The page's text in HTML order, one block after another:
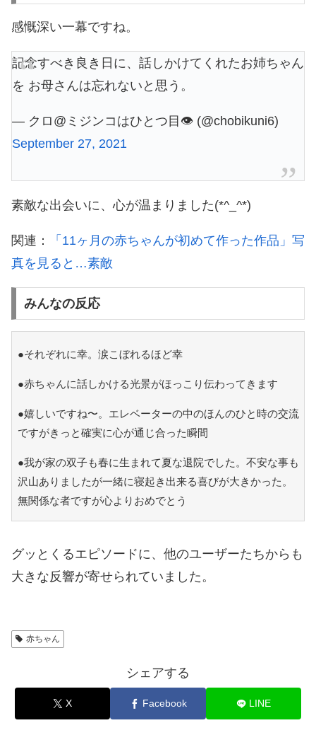
感慨深い一幕ですね。
記念すべき良き日に、話しかけてくれたお姉ちゃん
を お母さんは忘れないと思う。
— クロ@ミジンコはひとつ目👁 (@chobikuni6)
September 27, 2021
素敵な出会いに、心が温まりました(*^_^*)
関連：
「11ヶ月の赤ちゃんが初めて作った作品」写
真を見ると…素敵
みんなの反応
●それぞれに幸。涙こぼれるほど幸
●赤ちゃんに話しかける光景がほっこり伝わってきます
●嬉しいですね〜。エレベーターの中のほんのひと時の交流
ですがきっと確実に心が通じ合った瞬間
●我が家の双子も春に生まれて夏な退院でした。不安な事も
沢山ありましたが一緒に寝起き出来る喜びが大きかった。
無関係な者ですが心よりおめでとう
グッとくるエピソードに、他のユーザーたちからも
大きな反響が寄せられていました。
赤ちゃん
シェアする
X Facebook LINE